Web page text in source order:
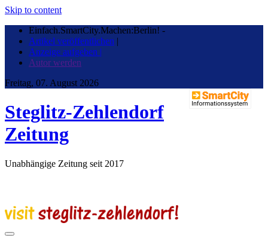
Skip to content
Einfach.SmartCity.Machen:Berlin! -
Artikel veröffentlichen |
Anzeige aufgeben |
Autor werden
Freitag, 07. August 2026
Steglitz-Zehlendorf
Zeitung
Unabhängige Zeitung seit 2017